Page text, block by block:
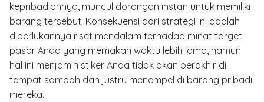
kepribadiannya, muncul dorongan instan untuk memiliki
barang tersebut. Konsekuensi dari strategi ini adalah
diperlukannya riset mendalam terhadap minat target
pasar Anda yang memakan waktu lebih lama, namun
hal ini menjamin stiker Anda tidak akan berakhir di
tempat sampah dan justru menempel di barang pribadi
mereka.